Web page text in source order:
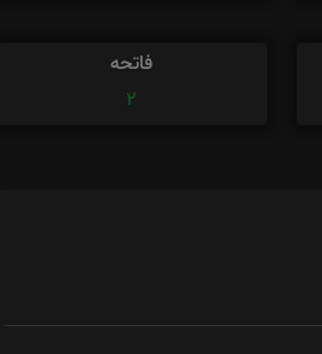
فاتحه
2